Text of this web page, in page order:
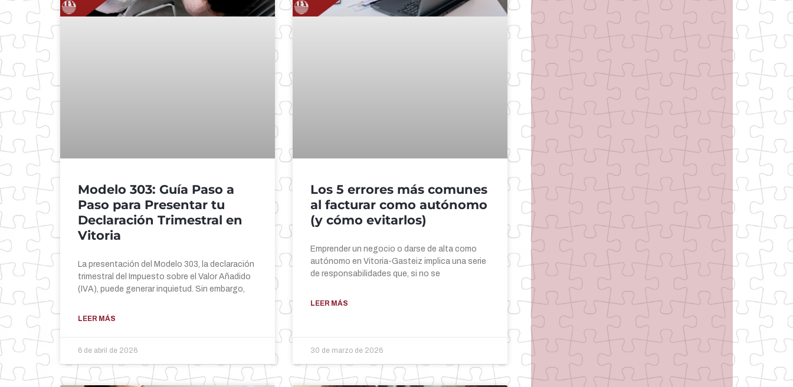
Modelo 303: Guía Paso a
Paso para Presentar tu
Declaración Trimestral en
Vitoria
La presentación del Modelo 303, la declaración
trimestral del Impuesto sobre el Valor Añadido
(IVA), puede generar inquietud. Sin embargo,
LEER MÁS
6 de abril de 2026
Los 5 errores más comunes
al facturar como autónomo
(y cómo evitarlos)
Emprender un negocio o darse de alta como
autónomo en Vitoria-Gasteiz implica una serie
de responsabilidades que, si no se
LEER MÁS
30 de marzo de 2026